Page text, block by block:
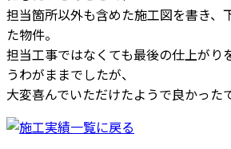
担当箇所以外も含めた施工図を書き、
た物件。
担当工事ではなくても最後の仕上がり
うわがままでしたが、
大変喜んでいただけたようで良かったで